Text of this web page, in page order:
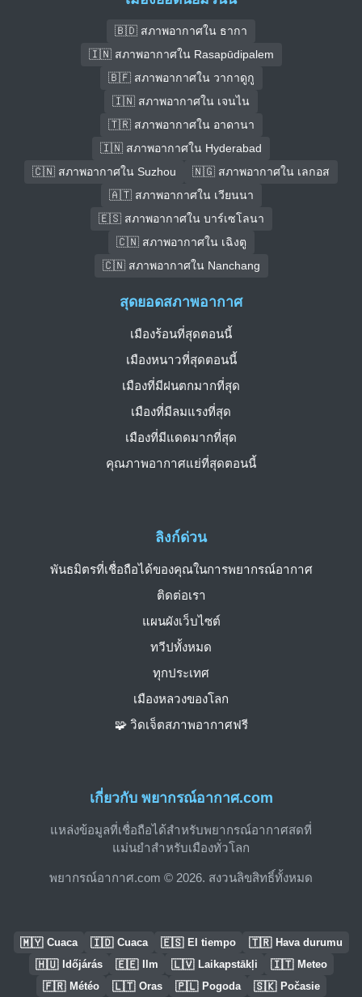
🇧🇩 สภาพอากาศใน ธากา
🇮🇳 สภาพอากาศใน Rasapūdipalem
🇧🇫 สภาพอากาศใน วากาดูกู
🇮🇳 สภาพอากาศใน เจนไน
🇹🇷 สภาพอากาศใน อาดานา
🇮🇳 สภาพอากาศใน Hyderabad
🇨🇳 สภาพอากาศใน Suzhou
🇳🇬 สภาพอากาศใน เลกอส
🇦🇹 สภาพอากาศใน เวียนนา
🇪🇸 สภาพอากาศใน บาร์เซโลนา
🇨🇳 สภาพอากาศใน เฉิงตู
🇨🇳 สภาพอากาศใน Nanchang
เกี่ยวกับ พยากรณ์อากาศ.com
แหล่งข้อมูลที่เชื่อถือได้สำหรับพยากรณ์อากาศสดที่
แม่นยำสำหรับเมืองทั่วโลก
พยากรณ์อากาศ.com © 2026. สงวนลิขสิทธิ์ทั้งหมด
ลิงก์ด่วน
พันธมิตรที่เชื่อถือได้ของคุณในการพยากรณ์อากาศ
ติดต่อเรา
แผนผังเว็บไซต์
ทวีปทั้งหมด
ทุกประเทศ
เมืองหลวงของโลก
🧩 วิดเจ็ตสภาพอากาศฟรี
สุดยอดสภาพอากาศ
เมืองร้อนที่สุดตอนนี้
เมืองหนาวที่สุดตอนนี้
เมืองที่มีฝนตกมากที่สุด
เมืองที่มีลมแรงที่สุด
เมืองที่มีแดดมากที่สุด
คุณภาพอากาศแย่ที่สุดตอนนี้
🇲🇾 Cuaca 🇮🇩 Cuaca 🇪🇸 El tiempo 🇹🇷 Hava durumu
🇭🇺 Időjárás 🇪🇪 Ilm 🇱🇻 Laikapstākļi 🇮🇹 Meteo
🇫🇷 Météo 🇱🇹 Oras 🇵🇱 Pogoda 🇸🇰 Počasie